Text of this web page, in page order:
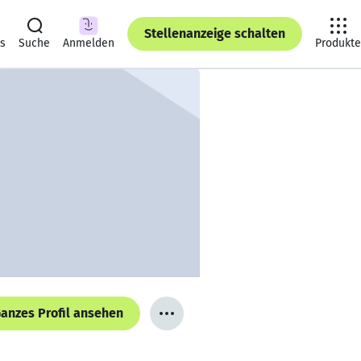
Suche Anmelden
Stellenanzeige schalten
Produkte
Profil ansehen